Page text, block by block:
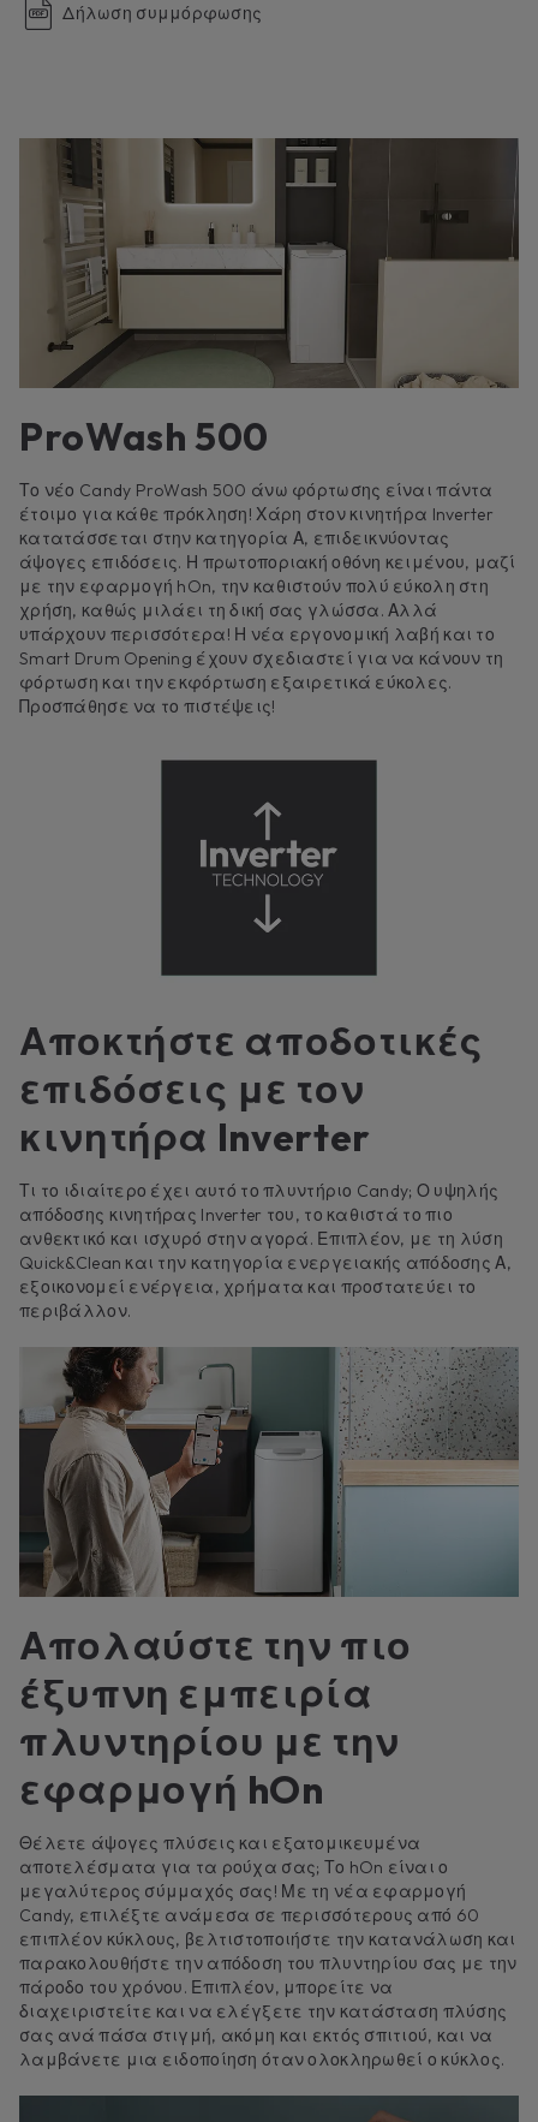
Δήλωση συμμόρφωσης
ProWash 500
Το νέο Candy ProWash 500 άνω φόρτωσης είναι πάντα
έτοιμο για κάθε πρόκληση! Χάρη στον κινητήρα Inverter
κατατάσσεται στην κατηγορία Α, επιδεικνύοντας
άψογες επιδόσεις. Η πρωτοποριακή οθόνη κειμένου, μαζί
με την εφαρμογή hOn, την καθιστούν πολύ εύκολη στη
χρήση, καθώς μιλάει τη δική σας γλώσσα. Αλλά
υπάρχουν περισσότερα! Η νέα εργονομική λαβή και το
Smart Drum Opening έχουν σχεδιαστεί για να κάνουν τη
φόρτωση και την εκφόρτωση εξαιρετικά εύκολες.
Προσπάθησε να το πιστέψεις!
Αποκτήστε αποδοτικές
επιδόσεις με τον
κινητήρα Inverter
Τι το ιδιαίτερο έχει αυτό το πλυντήριο Candy; Ο υψηλής
απόδοσης κινητήρας Inverter του, το καθιστά το πιο
ανθεκτικό και ισχυρό στην αγορά. Επιπλέον, με τη λύση
Quick&Clean και την κατηγορία ενεργειακής απόδοσης Α,
εξοικονομεί ενέργεια, χρήματα και προστατεύει το
περιβάλλον.
Απολαύστε την πιο
έξυπνη εμπειρία
πλυντηρίου με την
εφαρμογή hOn
Θέλετε άψογες πλύσεις και εξατομικευμένα
αποτελέσματα για τα ρούχα σας; Το hOn είναι ο
μεγαλύτερος σύμμαχός σας! Με τη νέα εφαρμογή
Candy, επιλέξτε ανάμεσα σε περισσότερους από 60
επιπλέον κύκλους, βελτιστοποιήστε την κατανάλωση και
παρακολουθήστε την απόδοση του πλυντηρίου σας με την
πάροδο του χρόνου. Επιπλέον, μπορείτε να
διαχειριστείτε και να ελέγξετε την κατάσταση πλύσης
σας ανά πάσα στιγμή, ακόμη και εκτός σπιτιού, και να
λαμβάνετε μια ειδοποίηση όταν ολοκληρωθεί ο κύκλος.